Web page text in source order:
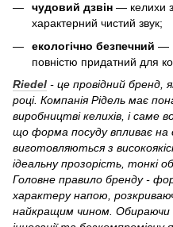
чудовий дзвін — келихи
характерний чистий звук;
екологічно безпечний —
повністю придатний для
Riedel - це провідний бренд,
році. Компанія Рідель має
виробництві келихів, і саме
що форма посуду впливає на
виготовляються з
ідеальну прозорість, тонкі
Головне правило бренду -
характеру напою,
найкращим чином. Обираючи